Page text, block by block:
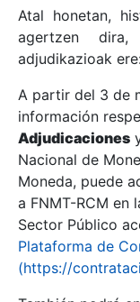
Erakutsi/Ezkutatu
Erakutsi/Ezkutatu
Erakutsi/Ezkutatu
Erakutsi/
Atal honetan,
agertzen
adjudikazioak
A partir del 3 de
información
Adjudicaciones
Nacional de
Moneda, puede
a FNMT-RCM en
Sector Público
Plataforma de
(https://